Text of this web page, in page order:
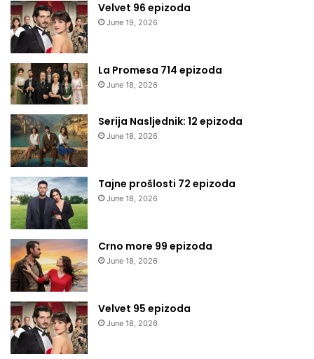
Velvet 96 epizoda
June 19, 2026
La Promesa 714 epizoda
June 18, 2026
Serija Nasljednik: 12 epizoda
June 18, 2026
Tajne prošlosti 72 epizoda
June 18, 2026
Crno more 99 epizoda
June 18, 2026
Velvet 95 epizoda
June 18, 2026